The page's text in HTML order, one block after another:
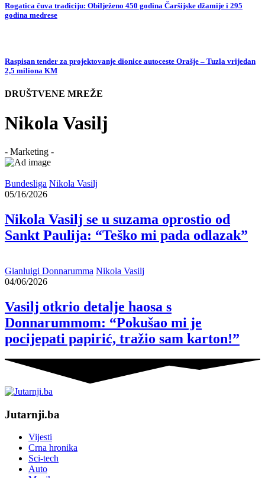
Rogatica čuva tradiciju: Obilježeno 450 godina Čaršijske džamije i 295
godina medrese
Raspisan tender za projektovanje dionice autoceste Orašje – Tuzla vrijedan
2,5 miliona KM
DRUŠTVENE MREŽE
Nikola Vasilj
- Marketing -
Bundesliga Nikola Vasilj
05/16/2026
Nikola Vasilj se u suzama oprostio od
Sankt Paulija: “Teško mi pada odlazak”
Gianluigi Donnarumma Nikola Vasilj
04/06/2026
Vasilj otkrio detalje haosa s
Donnarummom: “Pokušao mi je
pocijepati papirić, tražio sam karton!”
Jutarnji.ba
Vijesti
Crna hronika
Sci-tech
Auto